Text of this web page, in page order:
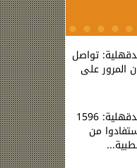
تواصل
المرور على
محافظ الدقهلية: 1596
من